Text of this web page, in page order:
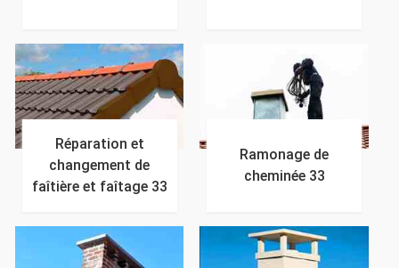
Réparation et
changement de
faîtière et faîtage 33
Ramonage de
cheminée 33